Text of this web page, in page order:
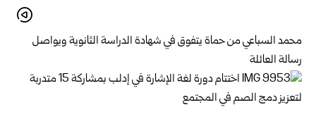
محمد السباعي من حماة يتفوق في شهادة الدراسة الثانوية ويواصل
رسالة العائلة